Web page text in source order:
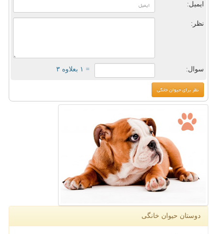
ایمیل:
نظر:
سوال: = ۱ بعلاوه ۳
دوستان حیوان خانگی